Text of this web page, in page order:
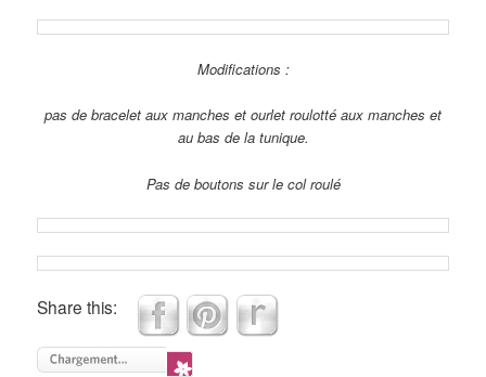
Modifications :
pas de bracelet aux manches et ourlet roulotté aux manches et
au bas de la tunique.
Pas de boutons sur le col roulé
Share this: